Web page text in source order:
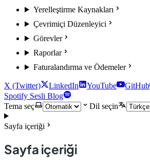
Yerelleştirme Kaynakları
Çevrimiçi Düzenleyici
Görevler
Raporlar
Faturalandırma ve Ödemeler
X (Twitter) LinkedIn YouTube GitHub
Spotify Sesli Blog
Tema seç
Dil seçin
Sayfa içeriği
Sayfa içeriği